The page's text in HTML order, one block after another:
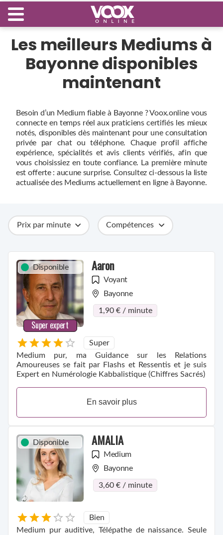
Les meilleurs Mediums à
Bayonne disponibles
maintenant
Besoin d’un Medium fiable à Bayonne ? Voox.online vous
connecte en temps réel aux praticiens certifiés les mieux
notés, disponibles dès maintenant pour une consultation
privée par chat ou téléphone. Chaque profil affiche
expérience, spécialités et avis clients vérifiés, afin que
vous choisissiez en toute confiance. La première minute
est offerte : aucune surprise. Consultez ci‑dessous la liste
actualisée des Mediums actuellement en ligne à Bayonne.
Prix par minute
Catégories
Métiers
Compétences
Disponible
Super expert
Aaron
Voyant
Bayonne
1,90 € / minute
Super
Medium pur, ma Guidance sur les Relations
Amoureuses se fait par Flashs et Ressentis et je suis
Expert en Numérologie Kabbalistique (Chiffres Sacrés)
En savoir plus
Disponible AMALIA
Medium
Bayonne
3,60 € / minute
Bien
Medium pur auditive, Télépathe de naissance. Seule